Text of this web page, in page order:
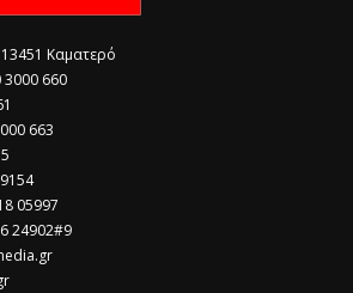
Καματερό
3000 660
663
05997
24902#9